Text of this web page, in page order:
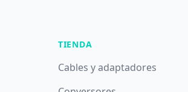
TIENDA
Cables y adaptadores